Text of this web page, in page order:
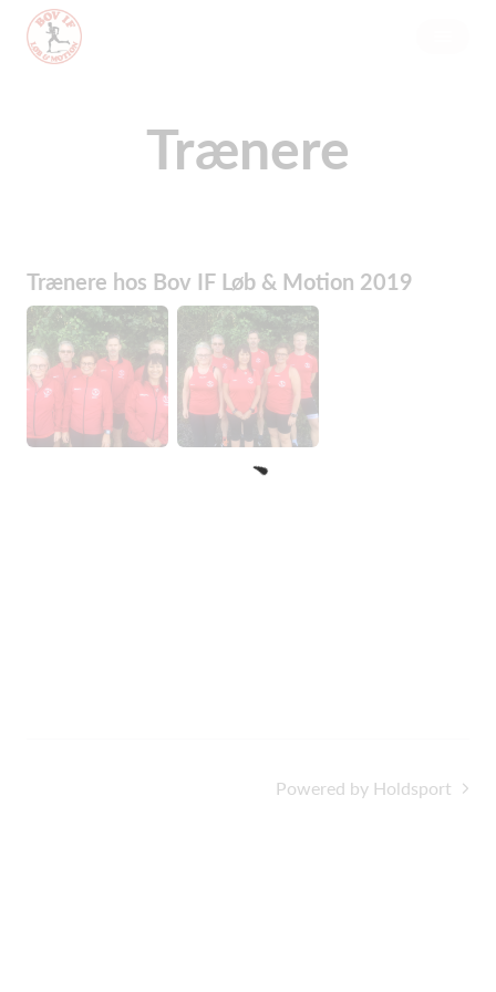
Trænere
Trænere hos Bov IF Løb & Motion 2019
Powered by Holdsport